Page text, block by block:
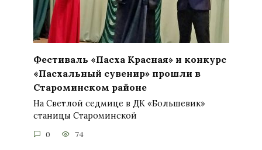
Фестиваль «Пасха Красная» и конкурс
«Пасхальный сувенир» прошли в
Староминском районе
На Светлой седмице в ДК «Большевик»
станицы Староминской
0 74